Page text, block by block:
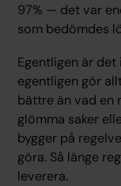
97% — det var
som bedömdes
Egentligen är
egentligen gör
bättre än vad en
glömma saker
bygger på
göra. Så länge
leverera.